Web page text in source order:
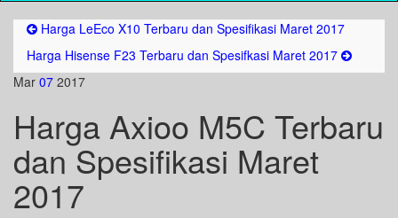
Harga LeEco X10 Terbaru dan Spesifikasi Maret 2017
Harga Hisense F23 Terbaru dan Spesifkasi Maret 2017
Mar 07 2017
Harga Axioo M5C Terbaru
dan Spesifikasi Maret
2017